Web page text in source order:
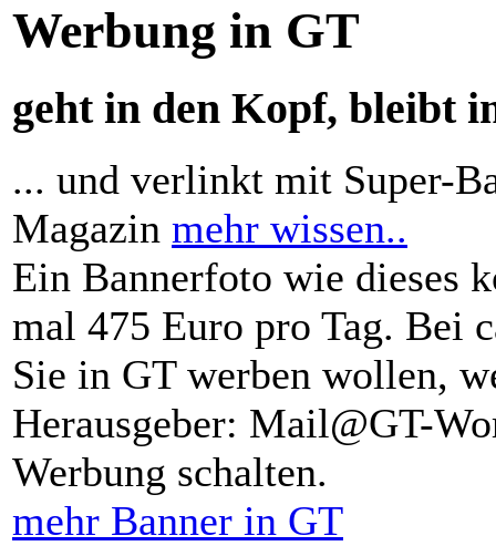
Werbung in GT
geht in den Kopf, bleibt
... und verlinkt mit Super-
Magazin mehr wissen..
Ein Bannerfoto wie dieses
mal 475 Euro pro Tag. Bei
Sie in GT werben wollen,
Herausgeber: Mail@GT-
Werbung schalten.
mehr Banner in GT